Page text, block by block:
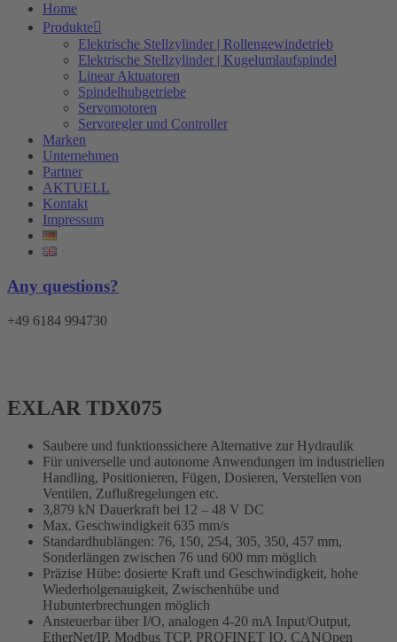
Home
Produkte
Elektrische Stellzylinder | Rollengewindetrieb
Elektrische Stellzylinder | Kugelumlaufspindel
Linear Aktuatoren
Spindelhubgetriebe
Servomotoren
Servoregler und Controller
Marken
Unternehmen
Partner
AKTUELL
Kontakt
Impressum
Any questions?
+49 6184 994730
EXLAR TDX075
Saubere und funktionssichere Alternative zur Hydraulik
Für universelle und autonome Anwendungen im industriellen
Handling, Positionieren, Fügen, Dosieren, Verstellen von
Ventilen, Zuflußregelungen etc.
3,879 kN Dauerkraft bei 12 – 48 V DC
Max. Geschwindigkeit 635 mm/s
Standardhublängen: 76, 150, 254, 305, 350, 457 mm,
Sonderlängen zwischen 76 und 600 mm möglich
Präzise Hübe: dosierte Kraft und Geschwindigkeit, hohe
Wiederholgenauigkeit, Zwischenhübe und
Hubunterbrechungen möglich
Ansteuerbar über I/O, analogen 4-20 mA Input/Output,
EtherNet/IP, Modbus TCP, PROFINET IO, CANOpen